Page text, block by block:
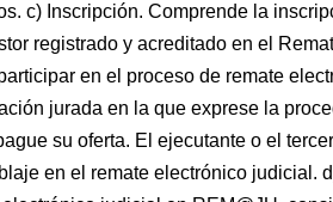
c) Inscripción. Comprende la
registrado y acreditado en el
en el proceso de remate
jurada en la que exprese la
su oferta. El ejecutante o el
en el remate electrónico judicial.